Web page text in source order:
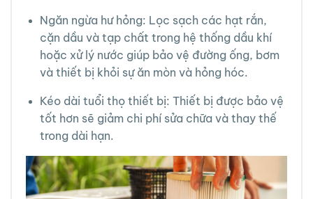
Ngăn ngừa hư hỏng: Lọc sạch các hạt rắn,
cặn dầu và tạp chất trong hệ thống dầu khí
hoặc xử lý nước giúp bảo vệ đường ống, bơm
và thiết bị khỏi sự ăn mòn và hỏng hóc.
Kéo dài tuổi thọ thiết bị: Thiết bị được bảo vệ
tốt hơn sẽ giảm chi phí sửa chữa và thay thế
trong dài hạn.